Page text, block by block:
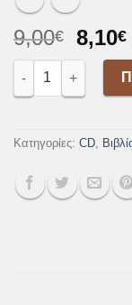
9,00€
price
was:
8,10€
ΕΥΩΔΙΑΣΤΑ ΑΝΘΗ
Κατηγορίες: CD,